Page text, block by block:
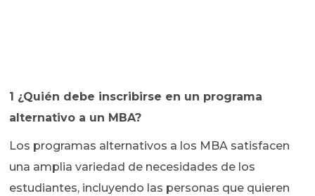
1 ¿Quién debe inscribirse en un programa
alternativo a un MBA?
Los programas alternativos a los MBA satisfacen
una amplia variedad de necesidades de los
estudiantes, incluyendo las personas que quieren